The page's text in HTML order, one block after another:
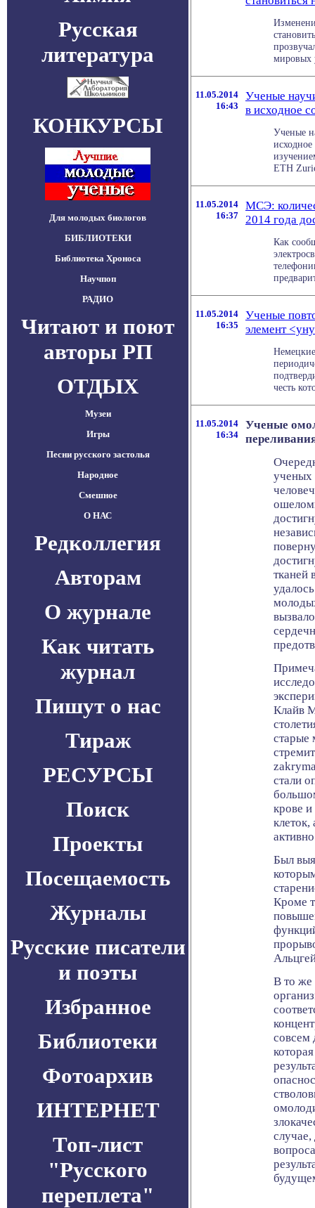
Русская
литература
КОНКУРСЫ
Для молодых биологов
БИБЛИОТЕКИ
Библиотека Хроноса
Научпоп
РАДИО
Читают и поют
авторы РП
ОТДЫХ
Музеи
Игры
Песни русского застолья
Народное
Смешное
О НАС
Редколлегия
Авторам
О журнале
Как читать
журнал
Пишут о нас
Тираж
РЕСУРСЫ
Поиск
Проекты
Посещаемость
Журналы
Русские писатели
и поэты
Избранное
Библиотеки
Фотоархив
ИНТЕРНЕТ
Топ-лист
"Русского
переплета"
мировых
11.05.2014
16:43
Ученые
в исходное
Ученые
ETH
11.05.2014
16:37
МСЭ:
2014 года
Как
11.05.2014
16:35
Ученые
элемент
честь
11.05.2014
16:34
Ученые
ученых
тканей
Клайв
старые
стали
крове
клеток,
Был
Кроме
В то же
совсем